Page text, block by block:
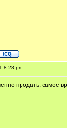
8:28 pm
продать. самое